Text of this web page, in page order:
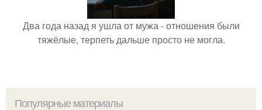
Два года назад я ушла от мужа - отношения были
тяжёлые, терпеть дальше просто не могла.
Популярные материалы